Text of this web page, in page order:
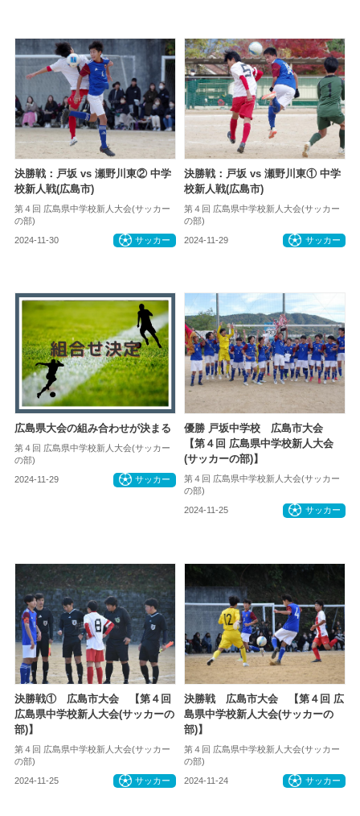
決勝戦：戸坂 vs 瀬野川東② 中学
校新人戦(広島市)
第４回 広島県中学校新人大会(サッカー
の部)
2024-11-30 サッカー
決勝戦：戸坂 vs 瀬野川東① 中学
校新人戦(広島市)
第４回 広島県中学校新人大会(サッカー
の部)
2024-11-29 サッカー
広島県大会の組み合わせが決まる
第４回 広島県中学校新人大会(サッカー
の部)
2024-11-29 サッカー
優勝 戸坂中学校 広島市大会
【第４回 広島県中学校新人大会
(サッカーの部)】
第４回 広島県中学校新人大会(サッカー
の部)
2024-11-25 サッカー
決勝戦① 広島市大会 【第４回
広島県中学校新人大会(サッカーの
部)】
第４回 広島県中学校新人大会(サッカー
の部)
2024-11-25 サッカー
決勝戦 広島市大会 【第４回 広
島県中学校新人大会(サッカーの
部)】
第４回 広島県中学校新人大会(サッカー
の部)
2024-11-24 サッカー